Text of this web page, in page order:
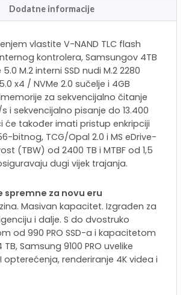
Dodatne informacije
vlastite V-NAND TLC flash
kontrolera, Samsungov 4TB
5.0 M.2 interni SSD nudi M.2 2280
x4 / NVMe 2.0 sučelje i 4GB
za sekvencijalno čitanje
i sekvencijalno pisanje do 13.400
će također imati pristup enkripciji
bitnog, TCG/Opal 2.0 i MS eDrive-
(TBW) od 2400 TB i MTBF od 1,5
dugi vijek trajanja.
spremne za novu eru
Masivan kapacitet. Izgrađen za
i dalje. S do dvostruko
od 990 PRO SSD-a i kapacitetom
Samsung 9100 PRO uvelike
opterećenja, renderiranje 4K videa i